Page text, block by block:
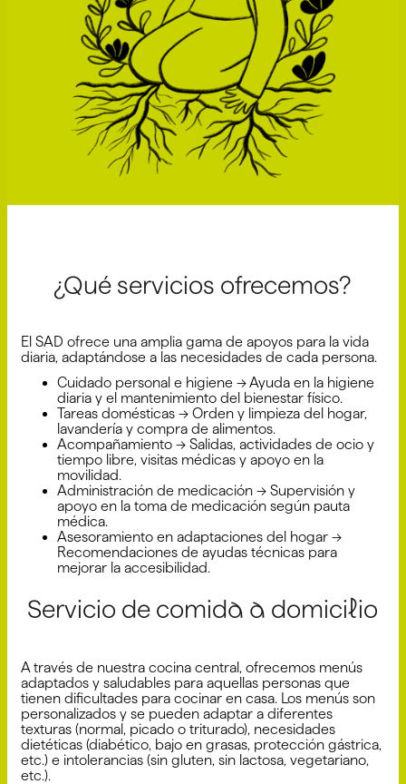
¿Qué servicios ofrecemos?
El SAD ofrece una amplia gama de apoyos para la vida
diaria, adaptándose a las necesidades de cada persona.
Cuidado personal e higiene → Ayuda en la higiene
diaria y el mantenimiento del bienestar físico.
Tareas domésticas → Orden y limpieza del hogar,
lavandería y compra de alimentos.
Acompañamiento → Salidas, actividades de ocio y
tiempo libre, visitas médicas y apoyo en la
movilidad.
Administración de medicación → Supervisión y
apoyo en la toma de medicación según pauta
médica.
Asesoramiento en adaptaciones del hogar →
Recomendaciones de ayudas técnicas para
mejorar la accesibilidad.
Servicio de comida a domicilio
A través de nuestra cocina central, ofrecemos menús
adaptados y saludables para aquellas personas que
tienen dificultades para cocinar en casa. Los menús son
personalizados y se pueden adaptar a diferentes
texturas (normal, picado o triturado), necesidades
dietéticas (diabético, bajo en grasas, protección gástrica,
etc.) e intolerancias (sin gluten, sin lactosa, vegetariano,
etc.).